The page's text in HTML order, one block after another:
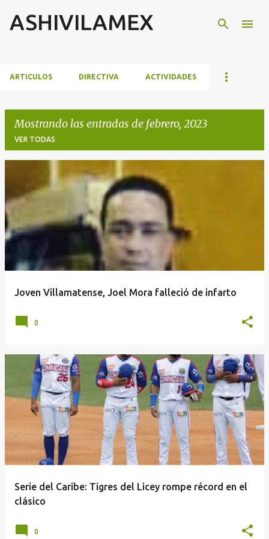
Ir al contenido principal
ASHIVILAMEX
ARTICULOS DIRECTIVA ACTIVIDADES
Mostrando las entradas de febrero, 2023
VER TODAS
E
n
t
r
a
d
Joven Villamatense, Joel Mora falleció de infarto
0
Serie del Caribe: Tigres del Licey rompe récord en el
clásico
0